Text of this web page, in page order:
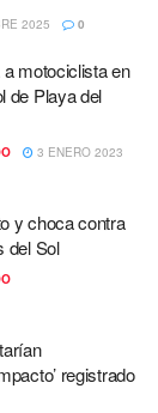
2025 0
motociclista en
de Playa del
3 ENERO 2023
y choca contra
del Sol
registrado